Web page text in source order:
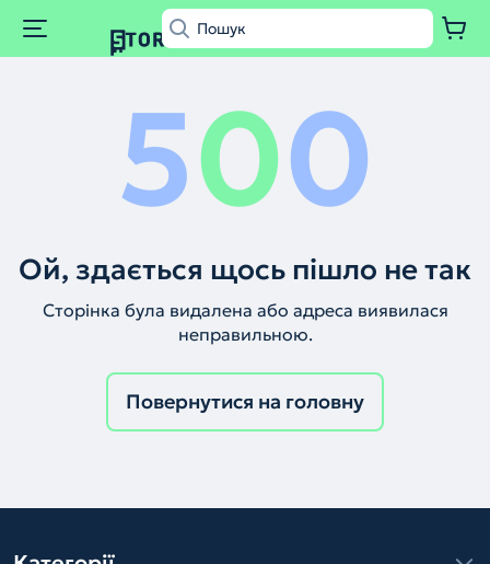
500
Ой, здається щось пішло не так
Сторінка була видалена або адреса виявилася
неправильною.
Повернутися на головну